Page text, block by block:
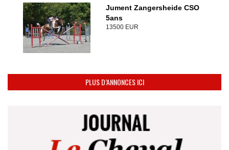
Jument Zangersheide CSO
5ans
13500 EUR
PLUS D’ANNONCES ICI